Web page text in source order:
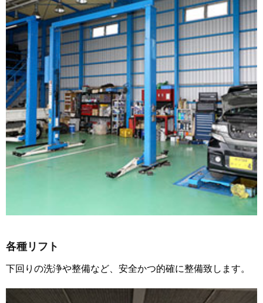
各種リフト
下回りの洗浄や整備など、安全かつ的確に整備致します。